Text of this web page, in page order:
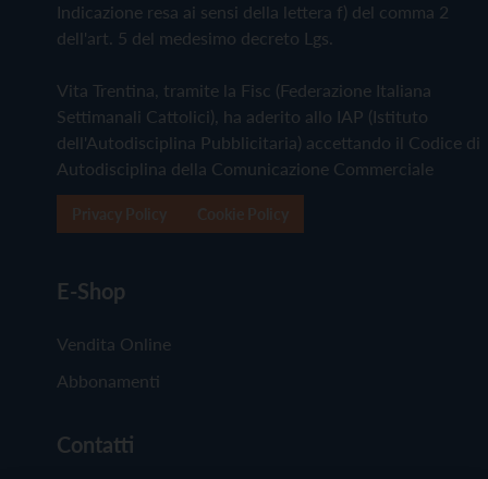
Indicazione resa ai sensi della lettera f) del comma 2
dell'art. 5 del medesimo decreto Lgs.
Vita Trentina, tramite la Fisc (Federazione Italiana
Settimanali Cattolici), ha aderito allo IAP (Istituto
dell'Autodisciplina Pubblicitaria) accettando il Codice di
Autodisciplina della Comunicazione Commerciale
E-Shop
Vendita Online
Abbonamenti
Contatti